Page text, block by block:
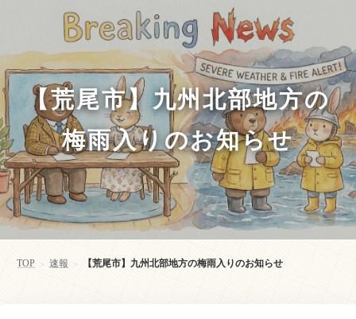
【荒尾市】九州北部地方の
梅雨入りのお知らせ
TOP > 速報 > 【荒尾市】九州北部地方の梅雨入りのお知らせ